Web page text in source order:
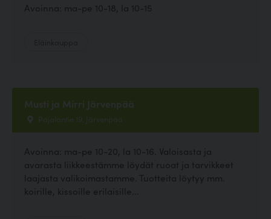
Avoinna: ma-pe 10-18, la 10-15
Musti ja Mirri Järvenpää
Pajalantie 19, Järvenpää
Avoinna: ma-pe 10-20, la 10-16. Valoisasta ja
avarasta liikkeestämme löydät ruoat ja tarvikkeet
laajasta valikoimastamme. Tuotteita löytyy mm.
koirille, kissoille erilaisille...